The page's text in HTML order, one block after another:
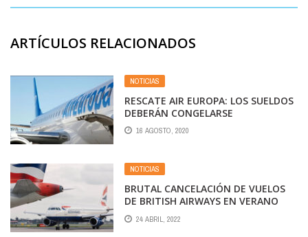
ARTÍCULOS RELACIONADOS
NOTICIAS
RESCATE AIR EUROPA: LOS SUELDOS
DEBERÁN CONGELARSE
16 AGOSTO, 2020
NOTICIAS
BRUTAL CANCELACIÓN DE VUELOS
DE BRITISH AIRWAYS EN VERANO
24 ABRIL, 2022